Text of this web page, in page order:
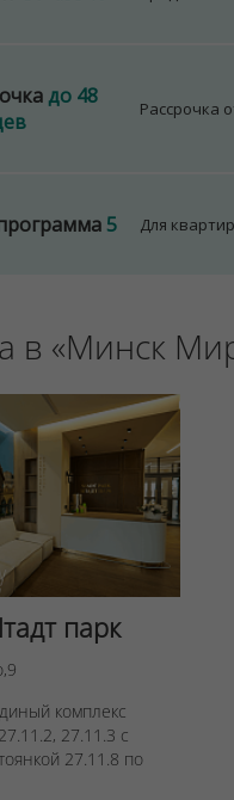
до 48
Рассрочка
5 Для
в «Минск
парк
комплекс
27.11.3 с
27.11.8 по